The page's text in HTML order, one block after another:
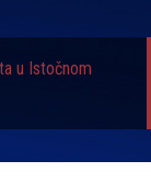
u Istočnom